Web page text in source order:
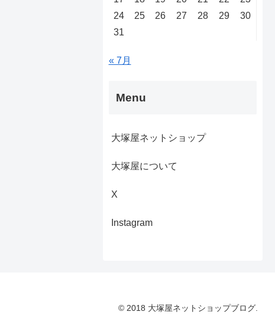
24
25 26 27 28 29
30
31
« 7月
Menu
大塚屋ネットショップ
大塚屋について
X
Instagram
© 2018 大塚屋ネットショップブログ.